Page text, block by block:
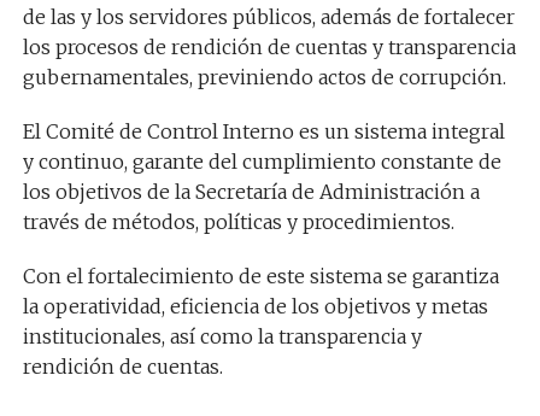
de las y los servidores públicos, además de fortalecer
los procesos de rendición de cuentas y transparencia
gubernamentales, previniendo actos de corrupción.
El Comité de Control Interno es un sistema integral
y continuo, garante del cumplimiento constante de
los objetivos de la Secretaría de Administración a
través de métodos, políticas y procedimientos.
Con el fortalecimiento de este sistema se garantiza
la operatividad, eficiencia de los objetivos y metas
institucionales, así como la transparencia y
rendición de cuentas.